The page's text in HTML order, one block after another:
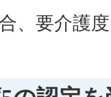
、要介護